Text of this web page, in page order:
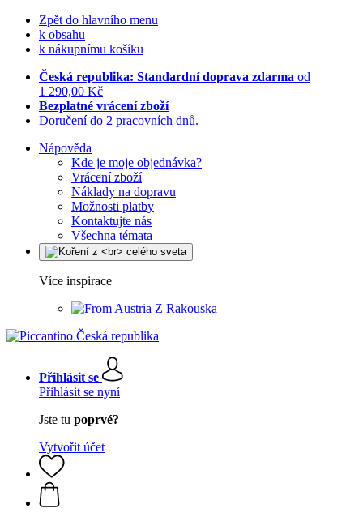
Zpět do hlavního menu
k obsahu
k nákupnímu košíku
Česká republika: Standardní doprava zdarma od
1 290,00 Kč
Bezplatné vrácení zboží
Doručení do 2 pracovních dnů.
Nápověda
Kde je moje objednávka?
Vrácení zboží
Náklady na dopravu
Možnosti platby
Kontaktujte nás
Všechna témata
Více inspirace
Z Rakouska
Přihlásit se
Přihlásit se nyní
Jste tu poprvé?
Vytvořit účet